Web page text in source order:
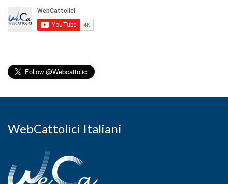
WebCattolici Italiani